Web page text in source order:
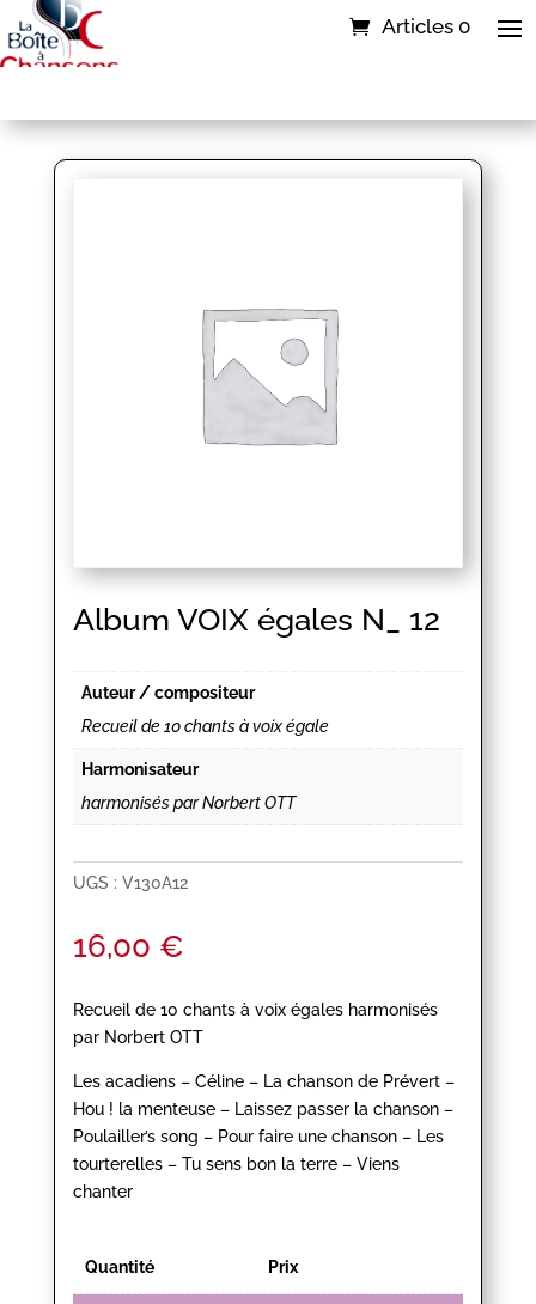
Articles 0
Album VOIX égales N_ 12
Auteur / compositeur
Recueil de 10 chants à voix égale
Harmonisateur
harmonisés par Norbert OTT
UGS : V130A12
16,00 €
Recueil de 10 chants à voix égales harmonisés
par Norbert OTT
Les acadiens – Céline – La chanson de Prévert –
Hou ! la menteuse – Laissez passer la chanson –
Poulailler’s song – Pour faire une chanson – Les
tourterelles – Tu sens bon la terre – Viens
chanter
Quantité Prix